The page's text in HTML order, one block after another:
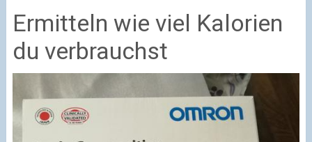
Ermitteln wie viel Kalorien
du verbrauchst